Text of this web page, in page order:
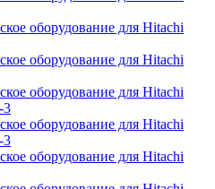
оборудование для Hitachi
оборудование для Hitachi
оборудование для Hitachi
3
оборудование для Hitachi
3
оборудование для Hitachi